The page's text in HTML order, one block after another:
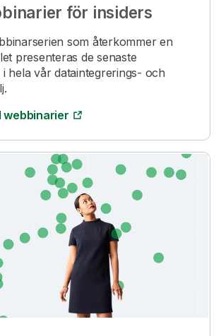
för insiders
som återkommer en
presenteras de senaste
hela vår dataintegrerings- och
webbinarier